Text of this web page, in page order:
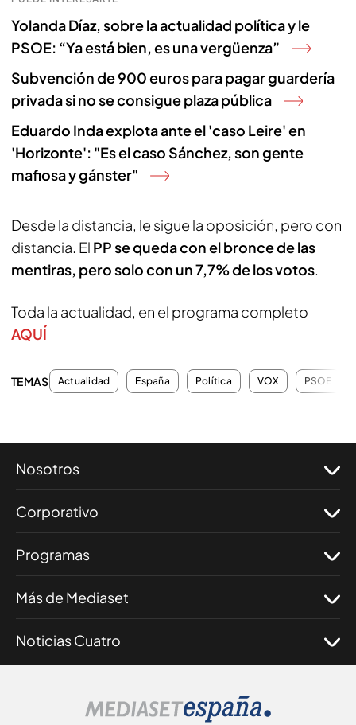
Yolanda Díaz, sobre la actualidad política y le
PSOE: “Ya está bien, es una vergüenza”
Subvención de 900 euros para pagar guardería
privada si no se consigue plaza pública
Eduardo Inda explota ante el 'caso Leire' en
'Horizonte': "Es el caso Sánchez, son gente
mafiosa y gánster"
Desde la distancia, le sigue la oposición, pero con
distancia. El PP se queda con el bronce de las
mentiras, pero solo con un 7,7% de los votos.
Toda la actualidad, en el programa completo
AQUÍ
TEMAS Actualidad España Política VOX PSOE
Nosotros
Corporativo
Programas
Más de Mediaset
Noticias Cuatro